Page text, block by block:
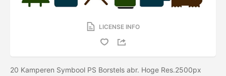
LICENSE INFO
20 Kamperen Symbool PS Borstels abr. Hoge Res.2500px